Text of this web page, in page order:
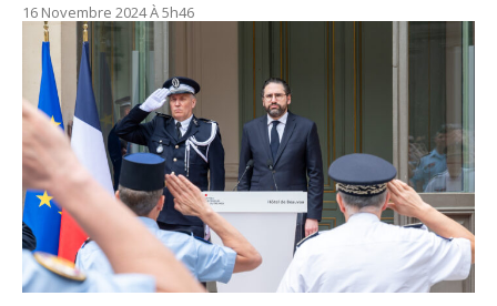
16 Novembre 2024 À 5h46